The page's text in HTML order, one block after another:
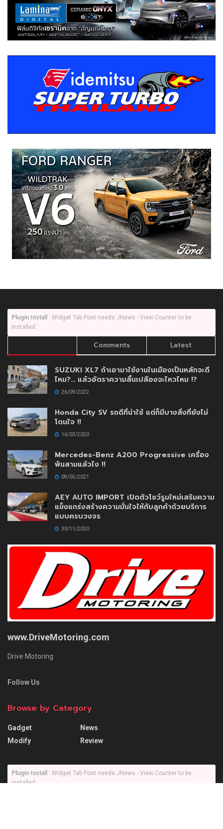
Plugin Install
: Widget Tab Post needs JNews - View Counter to be
installed
Comments Latest
SUZUKI XL7 ถ้าเอามาใช้งานในเมืองเป็นหลักจะดี
ไหม?… แล้วอัตราความสิ้นเปลืองจะไหวไหม !?
26/09/2022
Honda City SV รถดีที่น่าใช้ แต่ก็มีบางสิ่งที่ยังไม่
โดนใจ !!
16/03/2020
Mercedes-Benz A200 Progressive เครื่อง
พันสามแล้วไง !!
09/05/2021
AEY AUTO IMPORT เปิดตัวโชว์รูมใหม่เสริมความ
แข็งแกร่งสร้างความมั่นใจให้กับลูกค้าด้วยบริการ
แบบครบวงจร
30/11/2020
www.DriveMotoring.com
Drive Motoring
Follow Us
Browse by Category
Gadget
Modify
News
Review
Plugin Install
: Widget Tab Post needs JNews - View Counter to be
installed